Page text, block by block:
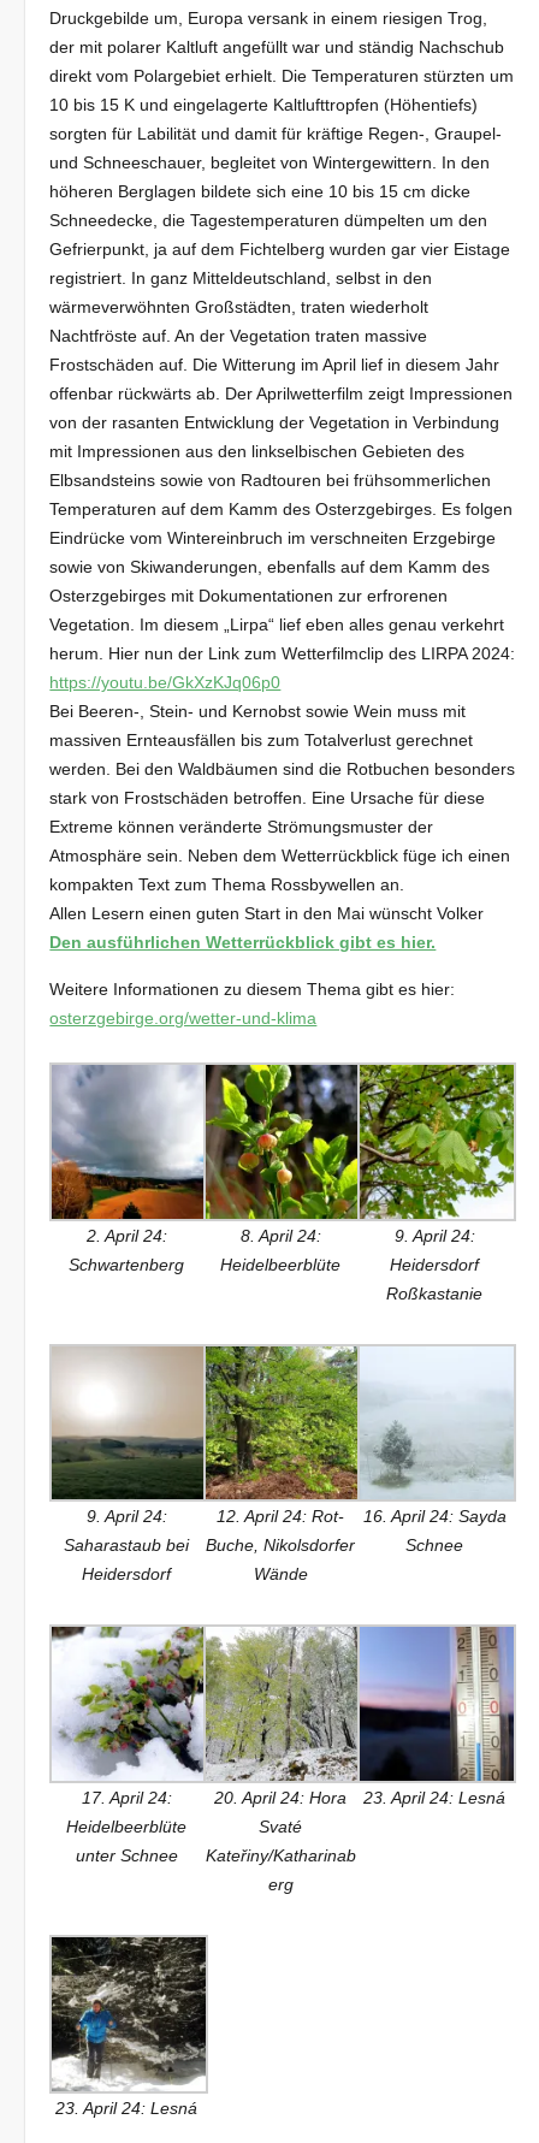
Druckgebilde um, Europa versank in einem riesigen Trog,
der mit polarer Kaltluft angefüllt war und ständig Nachschub
direkt vom Polargebiet erhielt. Die Temperaturen stürzten um
10 bis 15 K und eingelagerte Kaltlufttropfen (Höhentiefs)
sorgten für Labilität und damit für kräftige Regen-, Graupel-
und Schneeschauer, begleitet von Wintergewittern. In den
höheren Berglagen bildete sich eine 10 bis 15 cm dicke
Schneedecke, die Tagestemperaturen dümpelten um den
Gefrierpunkt, ja auf dem Fichtelberg wurden gar vier Eistage
registriert. In ganz Mitteldeutschland, selbst in den
wärmeverwöhnten Großstädten, traten wiederholt
Nachtfröste auf. An der Vegetation traten massive
Frostschäden auf. Die Witterung im April lief in diesem Jahr
offenbar rückwärts ab. Der Aprilwetterfilm zeigt Impressionen
von der rasanten Entwicklung der Vegetation in Verbindung
mit Impressionen aus den linkselbischen Gebieten des
Elbsandsteins sowie von Radtouren bei frühsommerlichen
Temperaturen auf dem Kamm des Osterzgebirges. Es folgen
Eindrücke vom Wintereinbruch im verschneiten Erzgebirge
sowie von Skiwanderungen, ebenfalls auf dem Kamm des
Osterzgebirges mit Dokumentationen zur erfrorenen
Vegetation. Im diesem „Lirpa“ lief eben alles genau verkehrt
herum. Hier nun der Link zum Wetterfilmclip des LIRPA 2024:
https://youtu.be/GkXzKJq06p0
Bei Beeren-, Stein- und Kernobst sowie Wein muss mit
massiven Ernteausfällen bis zum Totalverlust gerechnet
werden. Bei den Waldbäumen sind die Rotbuchen besonders
stark von Frostschäden betroffen. Eine Ursache für diese
Extreme können veränderte Strömungsmuster der
Atmosphäre sein. Neben dem Wetterrückblick füge ich einen
kompakten Text zum Thema Rossbywellen an.
Allen Lesern einen guten Start in den Mai wünscht Volker
Den ausführlichen Wetterrückblick gibt es hier.
Weitere Informationen zu diesem Thema gibt es hier:
osterzgebirge.org/wetter-und-klima
2. April 24:
Schwartenberg
8. April 24:
Heidelbeerblüte
9. April 24:
Heidersdorf
Roßkastanie
9. April 24:
Saharastaub bei
Heidersdorf
12. April 24: Rot-
Buche, Nikolsdorfer
Wände
16. April 24: Sayda
Schnee
17. April 24:
Heidelbeerblüte
unter Schnee
20. April 24: Hora
Svaté
Kateřiny/Katharinab
erg
23. April 24: Lesná
23. April 24: Lesná